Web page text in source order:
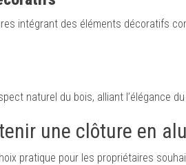
intégrant des éléments décoratifs
naturel du bois, alliant l’élégance
une clôture en
pratique pour les propriétaires